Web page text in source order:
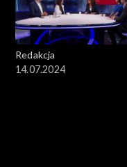
Redakcja
14.07.2024